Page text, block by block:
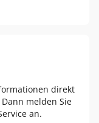
Ausnahmefällen
Weiß-Umsetzungen
direkt
melden Sie
an.